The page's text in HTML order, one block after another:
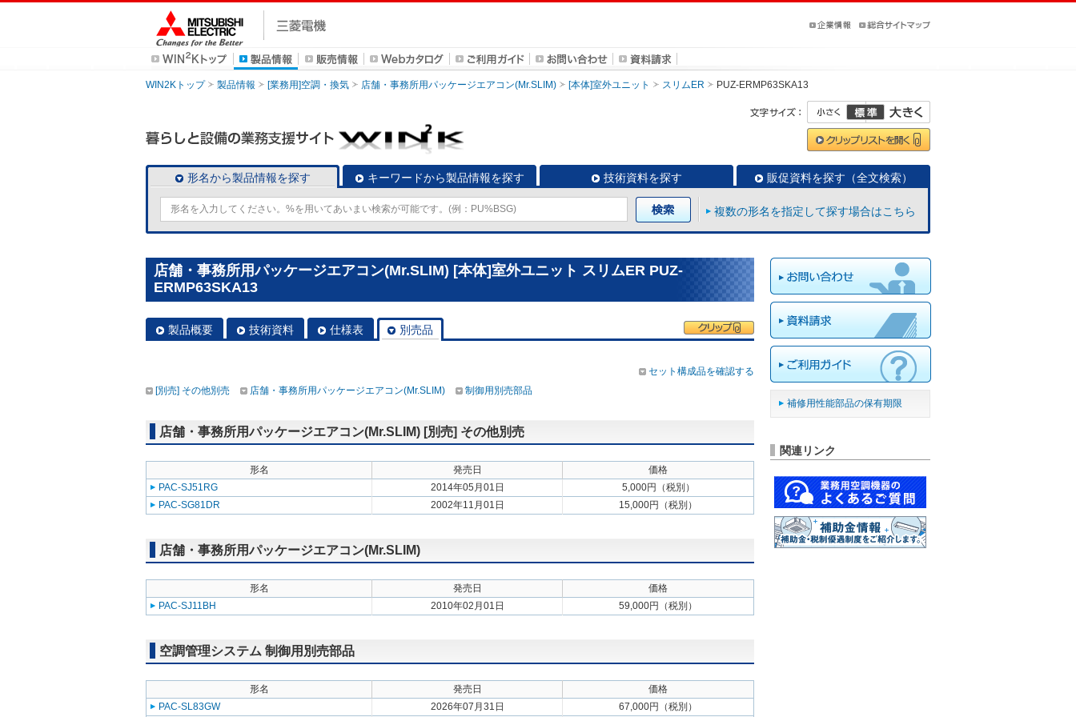
WIN2Kトップ 製品情報 [業務用]空調・換気 店舗・事務所用パッケージエアコン(Mr.SLIM) [本体]室外ユニット スリムER PUZ-ERMP63SKA13
形名から製品情報を探す キーワードから製品情報を探す 技術資料を探す 販促資料を探す（全文検索）
複数の形名を指定して探す場合はこちら
店舗・事務所用パッケージエアコン(Mr.SLIM) [本体]室外ユニット スリムER PUZ-
ERMP63SKA13
製品概要 技術資料 仕様表 別売品
セット構成品を確認する
[別売] その他別売
店舗・事務所用パッケージエアコン(Mr.SLIM) 制御用別売部品
店舗・事務所用パッケージエアコン(Mr.SLIM) [別売] その他別売
形名 発売日
価格
PAC-SJ51RG
2014年05月01日
5,000円（税別）
PAC-SG81DR
2002年11月01日 15,000円（税別）
店舗・事務所用パッケージエアコン(Mr.SLIM)
形名 発売日
価格
PAC-SJ11BH
2010年02月01日 59,000円（税別）
空調管理システム 制御用別売部品
形名 発売日
価格
PAC-SL83GW
2026年07月31日
67,000円（税別）
補修用性能部品の保有期限
関連リンク